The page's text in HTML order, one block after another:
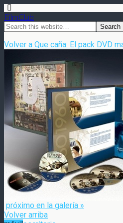
FilmClub
Volver a Que caña: El pack DVD
próximo en la galería »
Volver arriba